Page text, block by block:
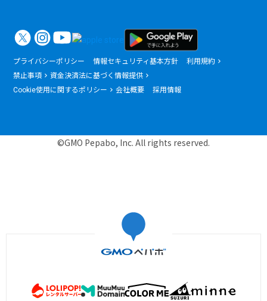
プライバシーポリシー 情報セキュリティ基本方針
利用規約
禁止事項
資金決済法に基づく情報提供
Cookie使用に関するポリシー
会社概要 採用情報
©GMO Pepabo, Inc. All rights reserved.